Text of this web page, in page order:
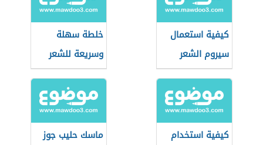
كيفية استعمال
سيروم الشعر
خلطة سهلة
وسريعة للشعر
كيفية استخدام
ماسك حليب جوز